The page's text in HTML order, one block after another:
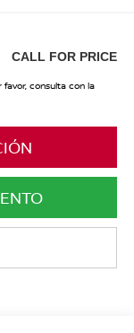
CALL FOR PRICE
favor, consulta con la